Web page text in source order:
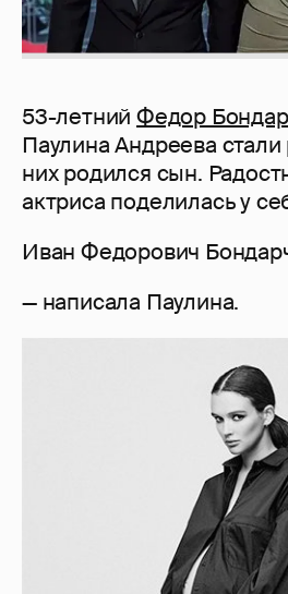
53-летнийФедор
Паулина Андреева
них родился сын.
актриса поделилась у
Иван Федорович
— написала Паулина.